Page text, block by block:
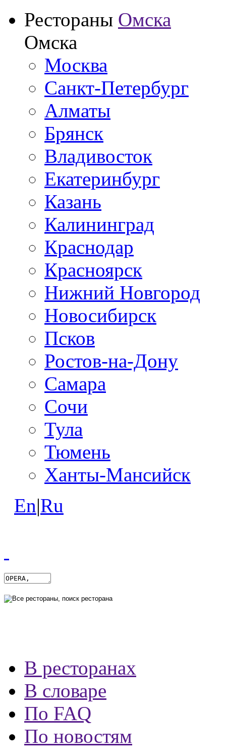
Рестораны Омска
Омска
Москва
Санкт-Петербург
Алматы
Брянск
Владивосток
Екатеринбург
Казань
Калининград
Краснодар
Красноярск
Нижний Новгород
Новосибирск
Псков
Ростов-на-Дону
Самара
Сочи
Тула
Тюмень
Ханты-Мансийск
En|Ru
В ресторанах
В словаре
По FAQ
По новостям